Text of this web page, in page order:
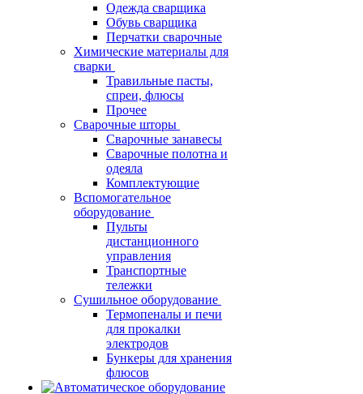
Одежда сварщика
Обувь сварщика
Перчатки сварочные
Химические материалы для
сварки
Травильные пасты,
спреи, флюсы
Прочее
Сварочные шторы
Сварочные занавесы
Сварочные полотна и
одеяла
Комплектующие
Вспомогательное
оборудование
Пульты
дистанционного
управления
Транспортные
тележки
Сушильное оборудование
Термопеналы и печи
для прокалки
электродов
Бункеры для хранения
флюсов